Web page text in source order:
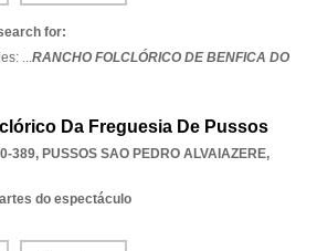
for:
...RANCHO FOLCLÓRICO DE BENFICA DO
Da Freguesia De Pussos
389, PUSSOS SAO PEDRO ALVAIAZERE,
do espectáculo